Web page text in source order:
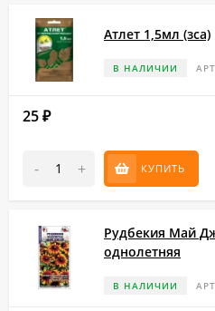
Атлет 1,5мл (зса)
В НАЛИЧИИ
25 ₽
- + КУПИТЬ
Рудбекия Май
однолетняя
В НАЛИЧИИ